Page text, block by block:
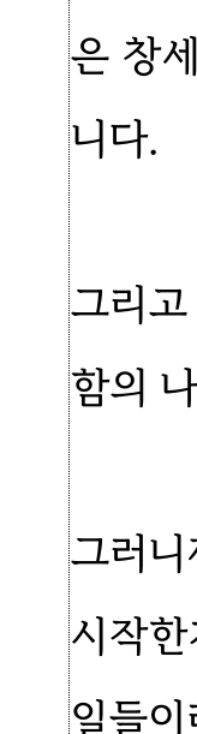
은 창
니다.
그리
함의
그러
시작
일들